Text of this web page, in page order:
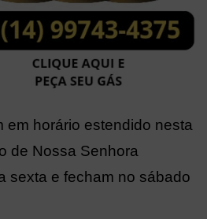
em horário estendido nesta
de Nossa Senhora
sexta e fecham no sábado